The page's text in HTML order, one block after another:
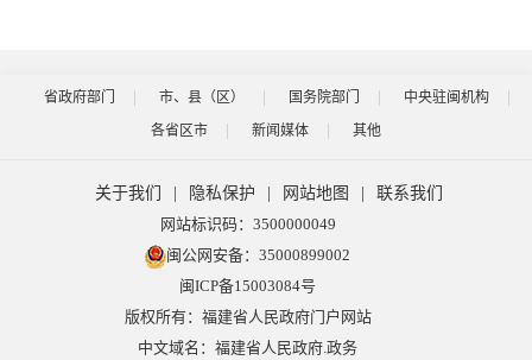
省政府部门 市、县（区） 国务院部门
中央驻闽机构
各省区市
新闻媒体 其他
关于我们 隐私保护 网站地图
联系我们
网站标识码：3500000049
闽公网安备：35000899002
闽ICP备15003084号
版权所有：福建省人民政府门户网站
中文域名：福建省人民政府.政务